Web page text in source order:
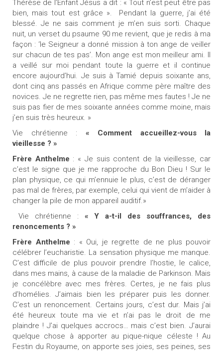
Thérèse de l’Enfant Jésus a dit : « Tout n’est peut être pas
bien, mais tout est grâce ». Pendant la guerre, j’ai été
blessé. Je ne sais comment je m’en suis sorti. Chaque
nuit, un verset du psaume 90 me revient, que je redis à ma
façon : ‘le Seigneur a donné mission à ton ange de veiller
sur chacun de tes pas’. Mon ange est mon meilleur ami. Il
a veillé sur moi pendant toute la guerre et il continue
encore aujourd’hui. Je suis à Tamié depuis soixante ans,
dont cinq ans passés en Afrique comme père maître des
novices. Je ne regrette rien, pas même mes fautes ! Je ne
suis pas fier de mes soixante années comme moine, mais
j’en suis très heureux. »
Vie chrétienne : « Comment accueillez-vous la
vieillesse ? »
Frère Anthelme : « Je suis content de la vieillesse, car
c’est le signe que je me rapproche du Bon Dieu ! Sur le
plan physique, ce qui m’ennuie le plus, c’est de déranger
pas mal de frères, par exemple, celui qui vient de m’aider à
changer la pile de mon appareil auditif.»
Vie chrétienne : « Y a-t-il des souffrances, des
renoncements ? »
Frère Anthelme : « Oui, je regrette de ne plus pouvoir
célébrer l’eucharistie. La sensation physique me manque.
C’est difficile de plus pouvoir prendre l’hostie, le calice,
dans mes mains, à cause de la maladie de Parkinson. Mais
je concélèbre avec mes frères. Certes, je ne fais plus
d’homélies. J’aimais bien les préparer puis les donner.
C’est un renoncement. Certains jours, c’est dur. Mais j’ai
été heureux toute ma vie et n’ai pas le droit de me
plaindre ! J’ai quelques accrocs… mais c’est bien. J’aurai
quelque chose à apporter au pique-nique céleste ! Au
Festin du Royaume, on apporte ses joies, ses peines, ses